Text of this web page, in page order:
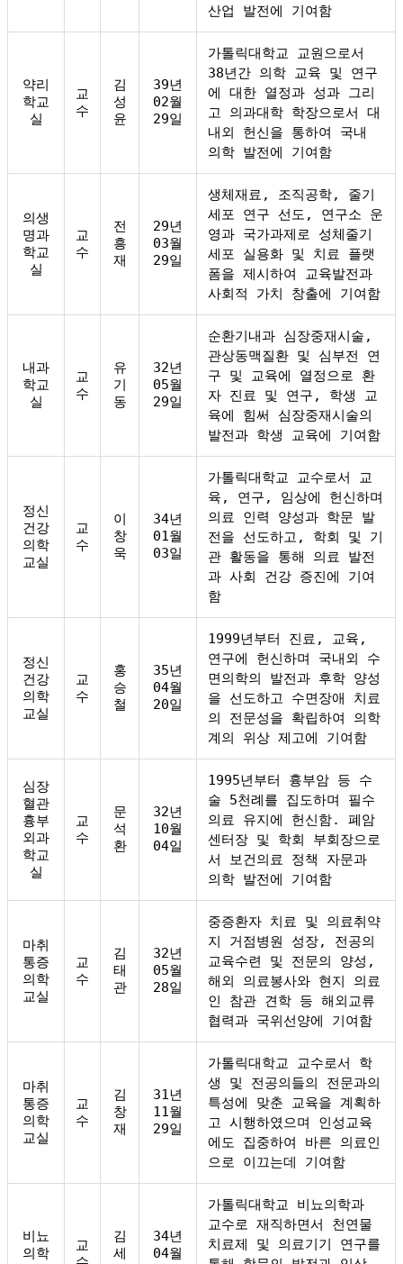
산업 발전에 기여함
약리
학교
실
교
수
김
성
윤
39년
02월
29일
가톨릭대학교 교원으로서
38년간 의학 교육 및 연구
에 대한 열정과 성과 그리
고 의과대학 학장으로서 대
내외 헌신을 통하여 국내
의학 발전에 기여함
의생
명과
학교
실
교
수
전
흥
재
29년
03월
29일
생체재료, 조직공학, 줄기
세포 연구 선도, 연구소 운
영과 국가과제로 성체줄기
세포 실용화 및 치료 플랫
폼을 제시하여 교육발전과
사회적 가치 창출에 기여함
내과
학교
실
교
수
유
기
동
32년
05월
29일
순환기내과 심장중재시술,
관상동맥질환 및 심부전 연
구 및 교육에 열정으로 환
자 진료 및 연구, 학생 교
육에 힘써 심장중재시술의
발전과 학생 교육에 기여함
정신
건강
의학
교실
교
수
이
창
욱
34년
01월
03일
가톨릭대학교 교수로서 교
육, 연구, 임상에 헌신하며
의료 인력 양성과 학문 발
전을 선도하고, 학회 및 기
관 활동을 통해 의료 발전
과 사회 건강 증진에 기여
함
정신
건강
의학
교실
교
수
홍
승
철
35년
04월
20일
1999년부터 진료, 교육,
연구에 헌신하며 국내외 수
면의학의 발전과 후학 양성
을 선도하고 수면장애 치료
의 전문성을 확립하여 의학
계의 위상 제고에 기여함
심장
혈관
흉부
외과
학교
실
교
수
문
석
환
32년
10월
04일
1995년부터 흉부암 등 수
술 5천례를 집도하며 필수
의료 유지에 헌신함. 폐암
센터장 및 학회 부회장으로
서 보건의료 정책 자문과
의학 발전에 기여함
마취
통증
의학
교실
교
수
김
태
관
32년
05월
28일
중증환자 치료 및 의료취약
지 거점병원 성장, 전공의
교육수련 및 전문의 양성,
해외 의료봉사와 현지 의료
인 참관 견학 등 해외교류
협력과 국위선양에 기여함
마취
통증
의학
교실
교
수
김
창
재
31년
11월
29일
가톨릭대학교 교수로서 학
생 및 전공의들의 전문과의
특성에 맞춘 교육을 계획하
고 시행하였으며 인성교육
에도 집중하여 바른 의료인
으로 이끄는데 기여함
비뇨
의학
교
김
세
34년
04월
가톨릭대학교 비뇨의학과
교수로 재직하면서 천연물
치료제 및 의료기기 연구를